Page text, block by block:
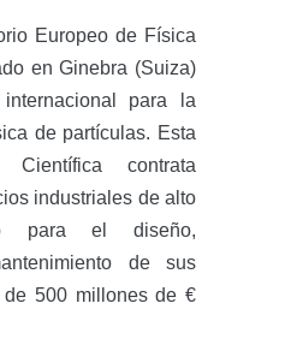
Europeo de Física
en Ginebra (Suiza)
para la
de partículas. Esta
Científica contrata
industriales de alto
para el diseño,
de sus
de 500 millones de €